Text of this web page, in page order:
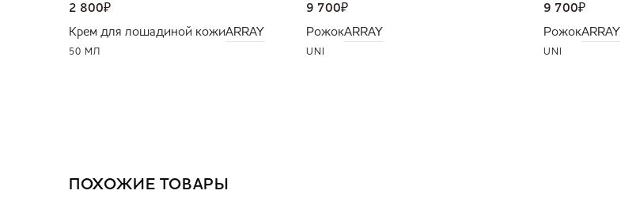
2 800₽
Крем для лошадиной кожиARRAY
50 МЛ
9 700₽
РожокARRAY
UNI
9 700₽
РожокARRAY
UNI
ПОХОЖИЕ ТОВАРЫ